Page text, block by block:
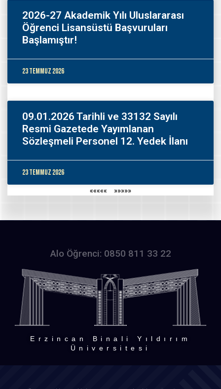
2026-27 Akademik Yılı Uluslararası
Öğrenci Lisansüstü Başvuruları
Başlamıştır!
23 Temmuz 2026
09.01.2026 Tarihli ve 33132 Sayılı
Resmi Gazetede Yayımlanan
Sözleşmeli Personel 12. Yedek İlanı
23 Temmuz 2026
««««« »»»»»
Alo Öğrenci: 0850 811 33 22
Erzincan Binali Yıldırım
Üniversitesi